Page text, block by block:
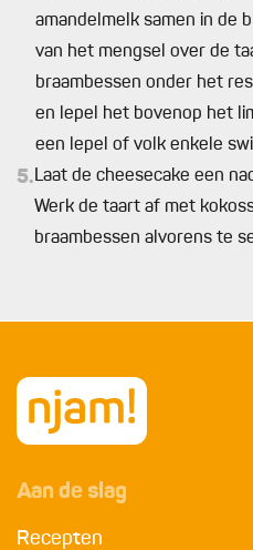
amandelmelk samen in de
van het mengsel over de
braambessen onder het
en lepel het bovenop het
een lepel of volk enkele
5.Laat de cheesecake een
Werk de taart af met
braambessen alvorens te
Aan de slag
Recepten